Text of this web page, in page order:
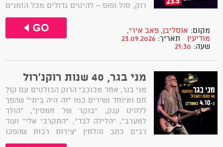
רוק, סול ופופ – להיטים גדולים מכל הזמנים
בעיבודים חיים, מלאי גרוב ונוכחות.בהרכב:
זמרת, תופים, קלידים, גיטרה בס, גיטרה
חשמלית, חצוצרה וסקסופון – שילוב שיוצר
מקום: אוסליבן, פאב אירי,
מודיעין
תאריך: 23.09.2026
שעה: 21:30
מני בגר, 40 שנות רוקנ'רול
מני בגר, אחד מכוכבי הרוק הבולטים עם קול
חם ומיוחד ושירים כמו "זה היה ביתי" שהפך
ללהיט ענק, "בוקר של חמסין", "הולך
למערב", "הלילה לבד", "התקרבי אלי" ועוד
רבים כתב והלחין יצירות רבות שהפכו
לקלאסיקות של המוזיקה הישראלית. ​במופע